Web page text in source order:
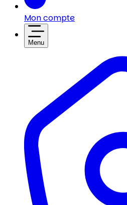
Mon compte
Menu